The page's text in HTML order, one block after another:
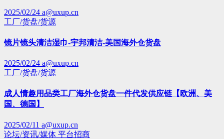
2025/02/24 a@uxup.cn
工厂/货盘/货源
镜片镜头清洁湿巾-宇邦清洁-美国海外仓货盘
2025/02/24 a@uxup.cn
工厂/货盘/货源
成人情趣用品类工厂海外仓货盘一件代发供应链【欧洲、美
国、德国】
2025/02/11 a@uxup.cn
论坛/资讯/媒体 平台招商